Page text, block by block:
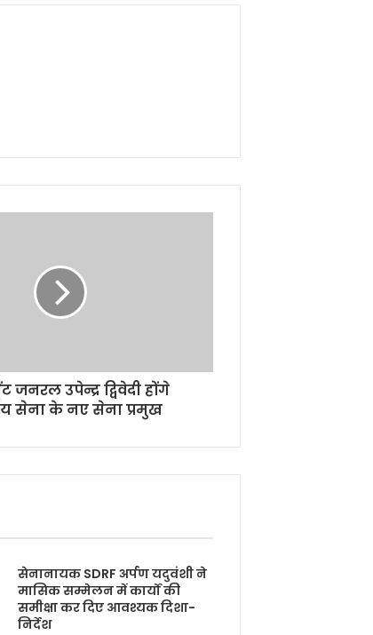
जनरल उपेन्द्र द्विवेदी होंगे
सेना के नए सेना प्रमुख
सेनानायक SDRF अर्पण यदुवंशी ने
मासिक सम्मेलन में कार्यों की
समीक्षा कर दिए आवश्यक दिशा-
निर्देश